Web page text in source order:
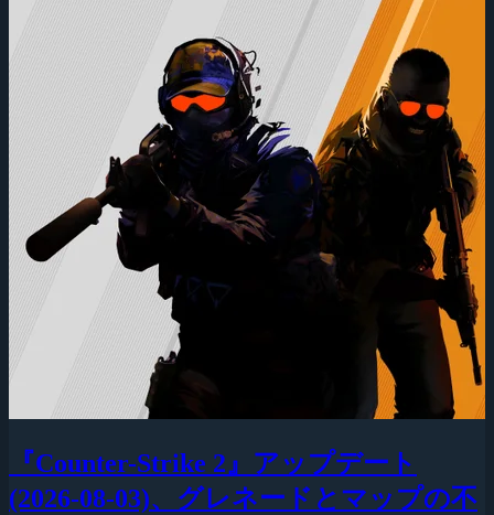
『Counter-Strike 2』アップデート
(2026-08-03)、グレネードとマップの不